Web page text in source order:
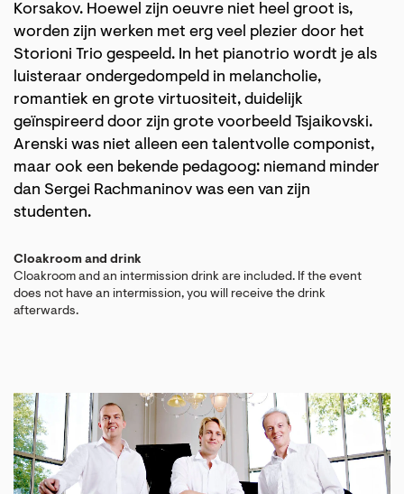
Korsakov. Hoewel zijn oeuvre niet heel groot is,
worden zijn werken met erg veel plezier door het
Storioni Trio gespeeld. In het pianotrio wordt je als
luisteraar ondergedompeld in melancholie,
romantiek en grote virtuositeit, duidelijk
geïnspireerd door zijn grote voorbeeld Tsjaikovski.
Arenski was niet alleen een talentvolle componist,
maar ook een bekende pedagoog: niemand minder
dan Sergei Rachmaninov was een van zijn
studenten.
Cloakroom and drink
Cloakroom and an intermission drink are included. If the event
does not have an intermission, you will receive the drink
afterwards.